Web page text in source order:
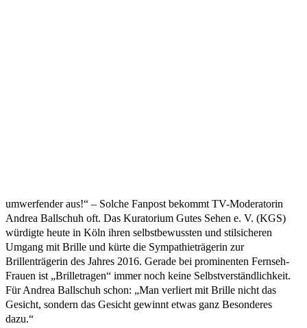
umwerfender aus!“ – Solche Fanpost bekommt TV-Moderatorin
Andrea Ballschuh oft. Das Kuratorium Gutes Sehen e. V. (KGS)
würdigte heute in Köln ihren selbstbewussten und stilsicheren
Umgang mit Brille und kürte die Sympathieträgerin zur
Brillenträgerin des Jahres 2016. Gerade bei prominenten Fernseh-
Frauen ist „Brilletragen“ immer noch keine Selbstverständlichkeit.
Für Andrea Ballschuh schon: „Man verliert mit Brille nicht das
Gesicht, sondern das Gesicht gewinnt etwas ganz Besonderes
dazu.“